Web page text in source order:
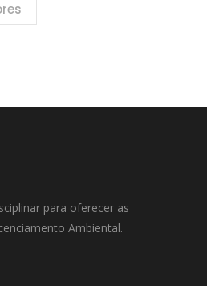
para oferecer as
Ambiental.